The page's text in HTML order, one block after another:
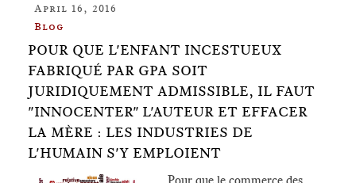
April 16, 2016
Blog
POUR QUE L'ENFANT INCESTUEUX
FABRIQUÉ PAR GPA SOIT
JURIDIQUEMENT ADMISSIBLE, IL FAUT
"INNOCENTER" L'AUTEUR ET EFFACER
LA MÈRE : LES INDUSTRIES DE
L'HUMAIN S'Y EMPLOIENT